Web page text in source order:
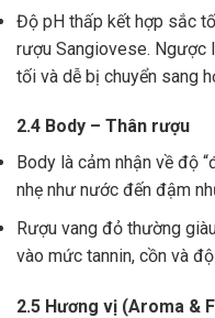
Độ pH thấp kết hợp sắc
rượu Sangiovese. Ngược
tối và dễ bị chuyển sang
2.4 Body – Thân rượu
Body là cảm nhận về độ
nhẹ như nước đến đậm
Rượu vang đỏ thường
vào mức tannin, cồn và
2.5 Hương vị (Aroma &